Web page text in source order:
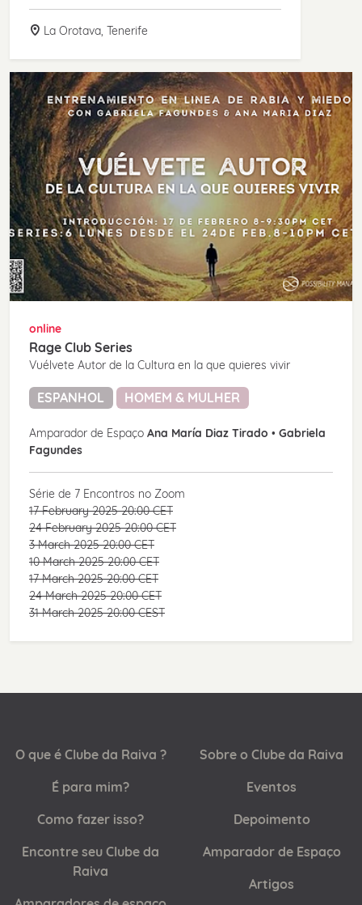
La Orotava, Tenerife
online
Rage Club Series
Vuélvete Autor de la Cultura en la que quieres vivir
ESPANHOL HOMEM & MULHER
Amparador de Espaço Ana María Diaz Tirado • Gabriela
Fagundes
Série de 7 Encontros no Zoom
17 February 2025 20:00 CET
24 February 2025 20:00 CET
3 March 2025 20:00 CET
10 March 2025 20:00 CET
17 March 2025 20:00 CET
24 March 2025 20:00 CET
31 March 2025 20:00 CEST
O que é Clube da Raiva ?
É para mim?
Como fazer isso?
Encontre seu Clube da
Raiva
Sobre o Clube da Raiva
Eventos
Depoimento
Amparador de Espaço
Artigos